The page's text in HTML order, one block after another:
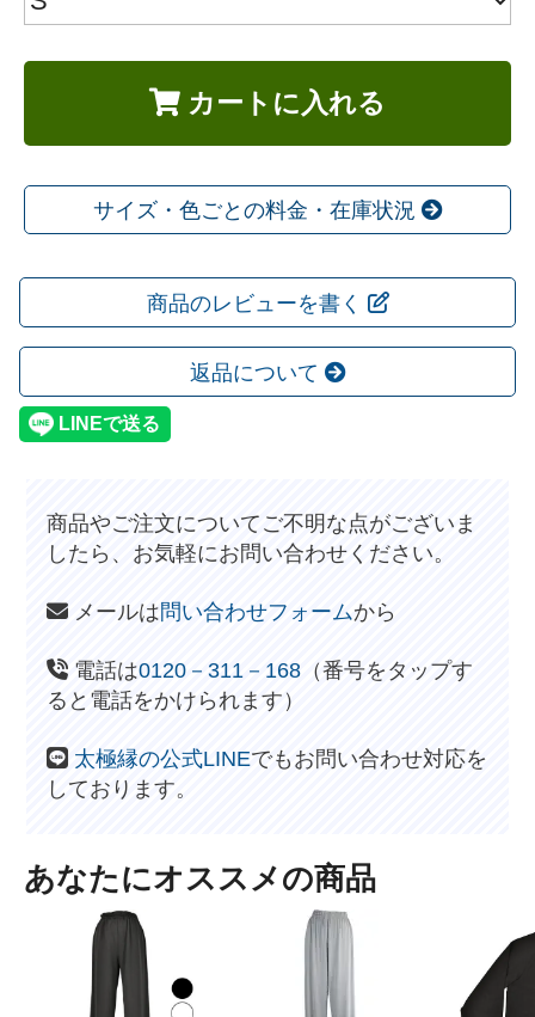
カートに入れる
サイズ・色ごとの料金・在庫状況
商品のレビューを書く
返品について
商品やご注文についてご不明な点がございま
したら、お気軽にお問い合わせください。
メールは問い合わせフォームから
電話は0120－311－168 （番号をタップす
ると電話をかけられます）
太極縁の公式LINEでもお問い合わせ対応を
しております。
あなたにオススメの商品